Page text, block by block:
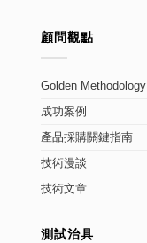
顧問觀點
Golden Methodology
成功案例
產品採購關鍵指南
技術漫談
技術文章
測試治具